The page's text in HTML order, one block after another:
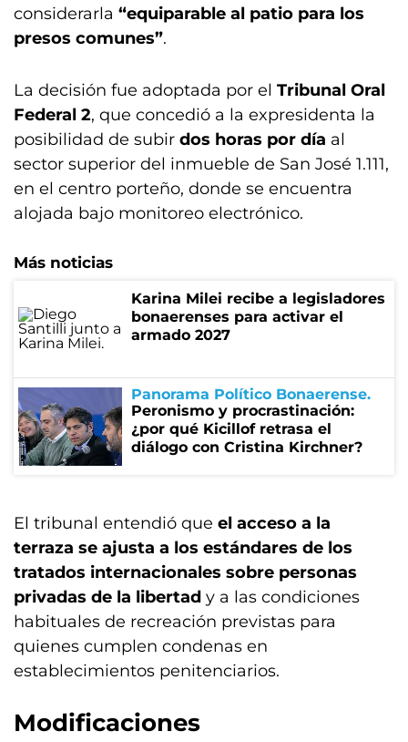
considerarla “equiparable al patio para los
presos comunes”.
La decisión fue adoptada por el Tribunal Oral
Federal 2, que concedió a la expresidenta la
posibilidad de subir dos horas por día al
sector superior del inmueble de San José 1.111,
en el centro porteño, donde se encuentra
alojada bajo monitoreo electrónico.
Más noticias
Karina Milei recibe a legisladores
bonaerenses para activar el
armado 2027
Panorama Político Bonaerense
Peronismo y procrastinación:
¿por qué Kicillof retrasa el
diálogo con Cristina Kirchner?
El tribunal entendió que el acceso a la
terraza se ajusta a los estándares de los
tratados internacionales sobre personas
privadas de la libertad y a las condiciones
habituales de recreación previstas para
quienes cumplen condenas en
establecimientos penitenciarios.
Modificaciones